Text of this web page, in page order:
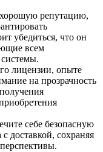
репутацию,
убедиться, что он
всем
системы.
лицензии, опыте
на прозрачность
себе безопасную
доставкой, сохраняя